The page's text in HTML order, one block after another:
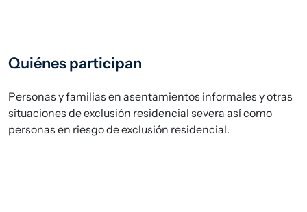
Quiénes participan
Personas y familias en asentamientos informales y otras
situaciones de exclusión residencial severa así como
personas en riesgo de exclusión residencial.